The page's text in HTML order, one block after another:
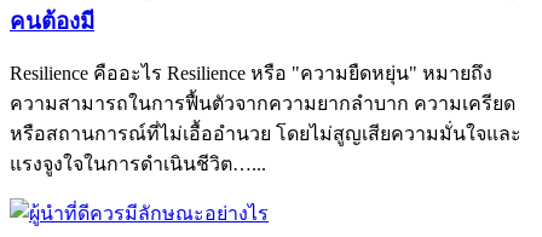
คนต้องมี
Resilience คืออะไร Resilience หรือ "ความยืดหยุ่น" หมายถึง
ความสามารถในการฟื้นตัวจากความยากลำบาก ความเครียด
หรือสถานการณ์ที่ไม่เอื้ออำนวย โดยไม่สูญเสียความมั่นใจและ
แรงจูงใจในการดำเนินชีวิต…...